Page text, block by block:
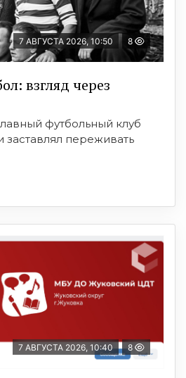
7 АВГУСТА 2026, 10:50 8
взгляд через
футбольный клуб
переживать
7 АВГУСТА 2026, 10:40 8